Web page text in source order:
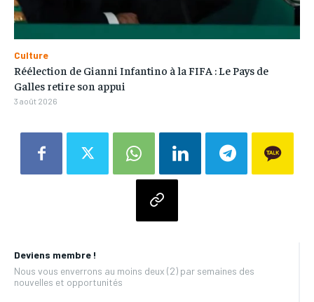
Deviens membre !
Nous vous enverrons au moins deux (2) par semaines des
nouvelles et opportunités
Culture
Réélection de Gianni Infantino à la FIFA : Le Pays de
Galles retire son appui
3 août 2026